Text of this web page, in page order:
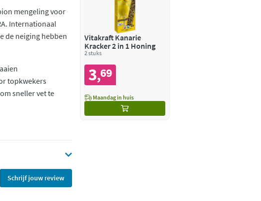
mengeling voor
Internationaal
de neiging hebben
topkwekers
sneller vet te
Schrijf jouw review
Vitakraft Kanarie
Kracker 2 in 1 Honing
2 stuks
3,69
Maandag in huis